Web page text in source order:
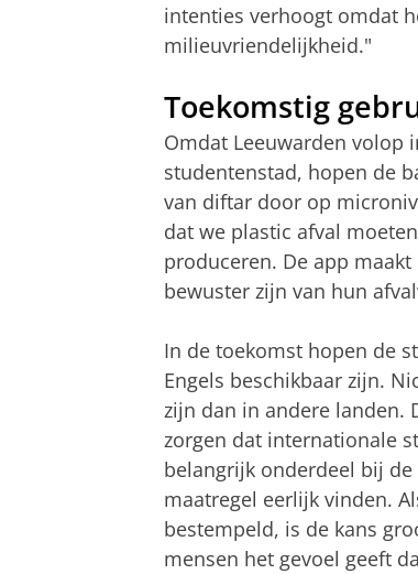
intenties verhoogt omdat
milieuvriendelijkheid."
Toekomstig
Omdat Leeuwarden volop
studentenstad, hopen de
van diftar door op
dat we plastic afval
produceren. De app
bewuster zijn van hun
In de toekomst hopen de
Engels beschikbaar zijn.
zijn dan in andere landen.
zorgen dat internationale
belangrijk onderdeel bij
maatregel eerlijk vinden.
bestempeld, is de kans
mensen het gevoel geeft